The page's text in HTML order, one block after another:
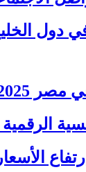
دول
والاستثمار الذكي
: كيف تؤثر السوشيال ميديا على…
: طرق عملية للتوفير وإدارة المصاريف